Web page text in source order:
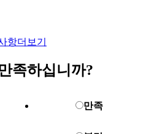
항더보기
족하십니까?
만족